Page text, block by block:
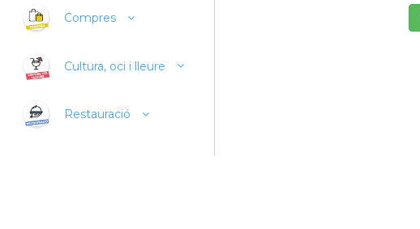
Compres
Cultura, oci i lleure
Restauració